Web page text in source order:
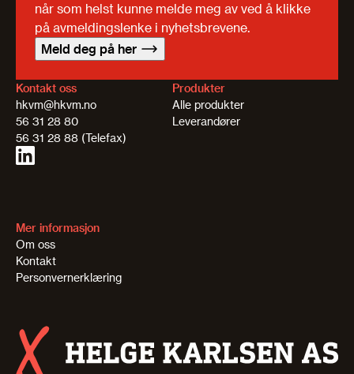
når som helst kunne melde meg av ved å klikke
på avmeldingslenke i nyhetsbrevene.
Meld deg på her
Kontakt oss
hkvm@hkvm.no
56 31 28 80
56 31 28 88 (Telefax)
Produkter
Alle produkter
Leverandører
Mer informasjon
Om oss
Kontakt
Personvernerklæring